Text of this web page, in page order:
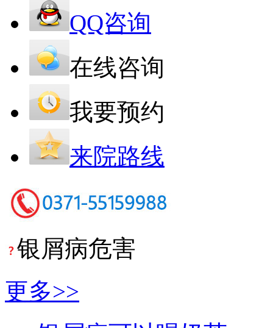
QQ咨询
在线咨询
我要预约
来院路线
银屑病危害
更多>>